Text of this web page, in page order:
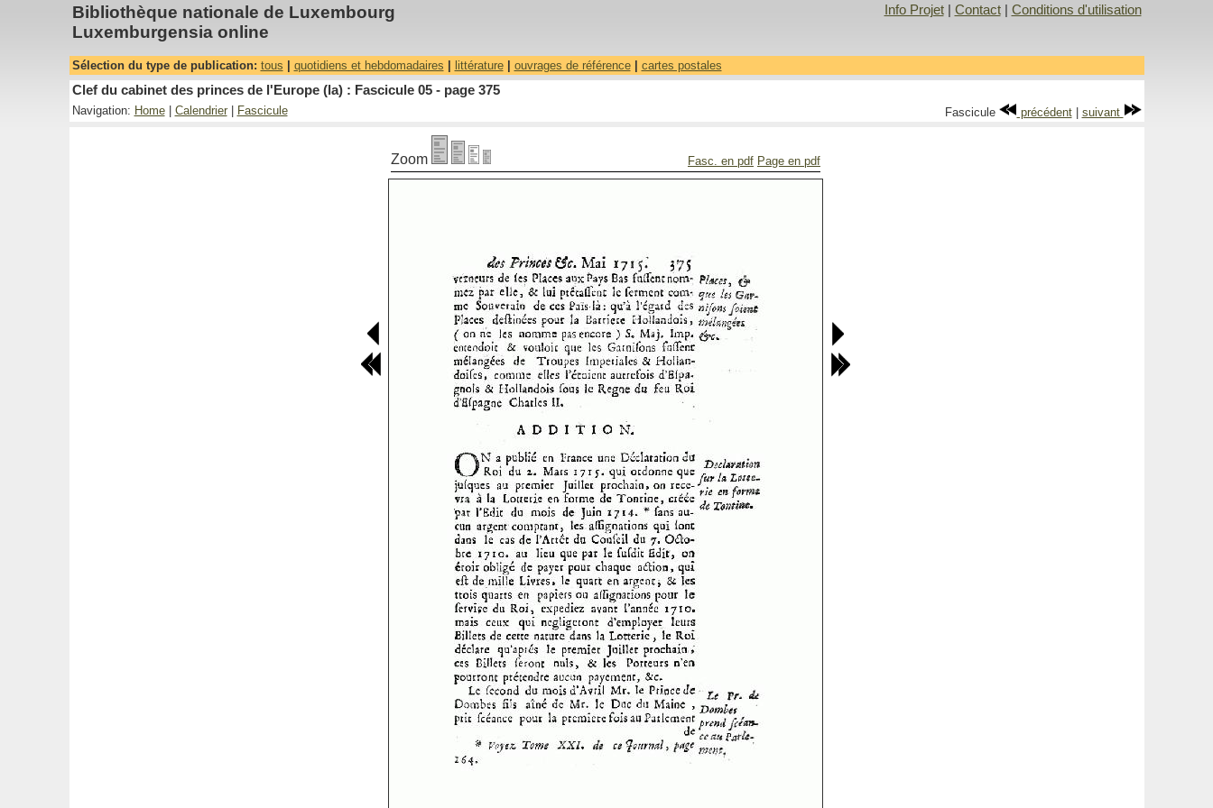
Bibliothèque nationale de Luxembourg
Luxemburgensia online
Info Projet| Contact| Conditions d'utilisation
Sélection du type de publication: tous quotidiens et hebdomadaires littérature| ouvrages de référence| cartes postales
Clef du cabinet des princes de l'Europe (la) : Fascicule 05 - page 375
Navigation: Home| Calendrier| Fascicule Fascicule précédent| suivant
Zoom Fasc. en pdf Page en pdf